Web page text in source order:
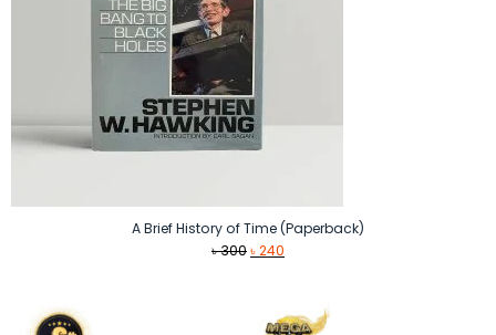
A Brief History of Time (Paperback)
৳300Original
৳ 300.
৳240
৳ 240.